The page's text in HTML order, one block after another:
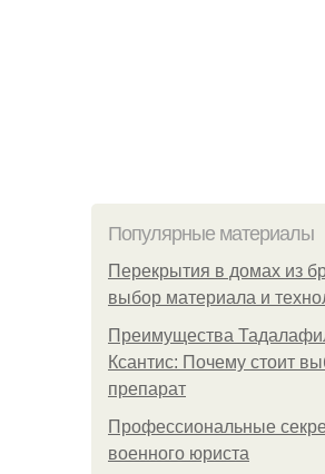
Популярные материалы
Перекрытия в домах из
выбор материала и
Преимущества
Ксантис: Почему стоит
препарат
Профессиональные
военного юриста